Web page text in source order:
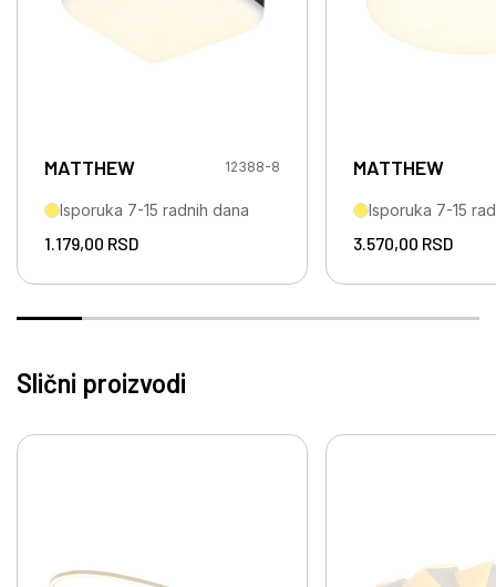
MATTHEW 12388-8
Isporuka 7-15 radnih dana
1.179,00 RSD
MATTHEW
Isporuka 7-15
3.570,00 RSD
Slični proizvodi